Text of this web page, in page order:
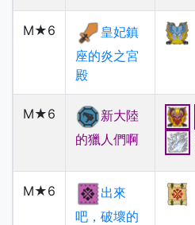
M★6
皇妃鎮
座的炎之宮
殿
M★6
新大陸
的獵人們啊
M★6
出來
吧，破壞的